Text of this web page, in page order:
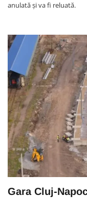
anulată și va fi reluată.
Gara Cluj-